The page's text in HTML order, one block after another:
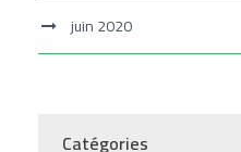
juin 2020
Catégories